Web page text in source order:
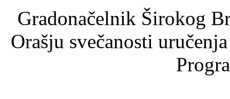
Gradonačelnik Širokog
Orašju svečanosti